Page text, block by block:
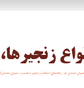
برق
تیلر
تحمل بار،راهنمای انتخاب زنجیر مناسب،میزان تحمل